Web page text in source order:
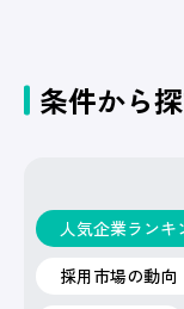
条件から
人気企業ランキ
採用市場の動向